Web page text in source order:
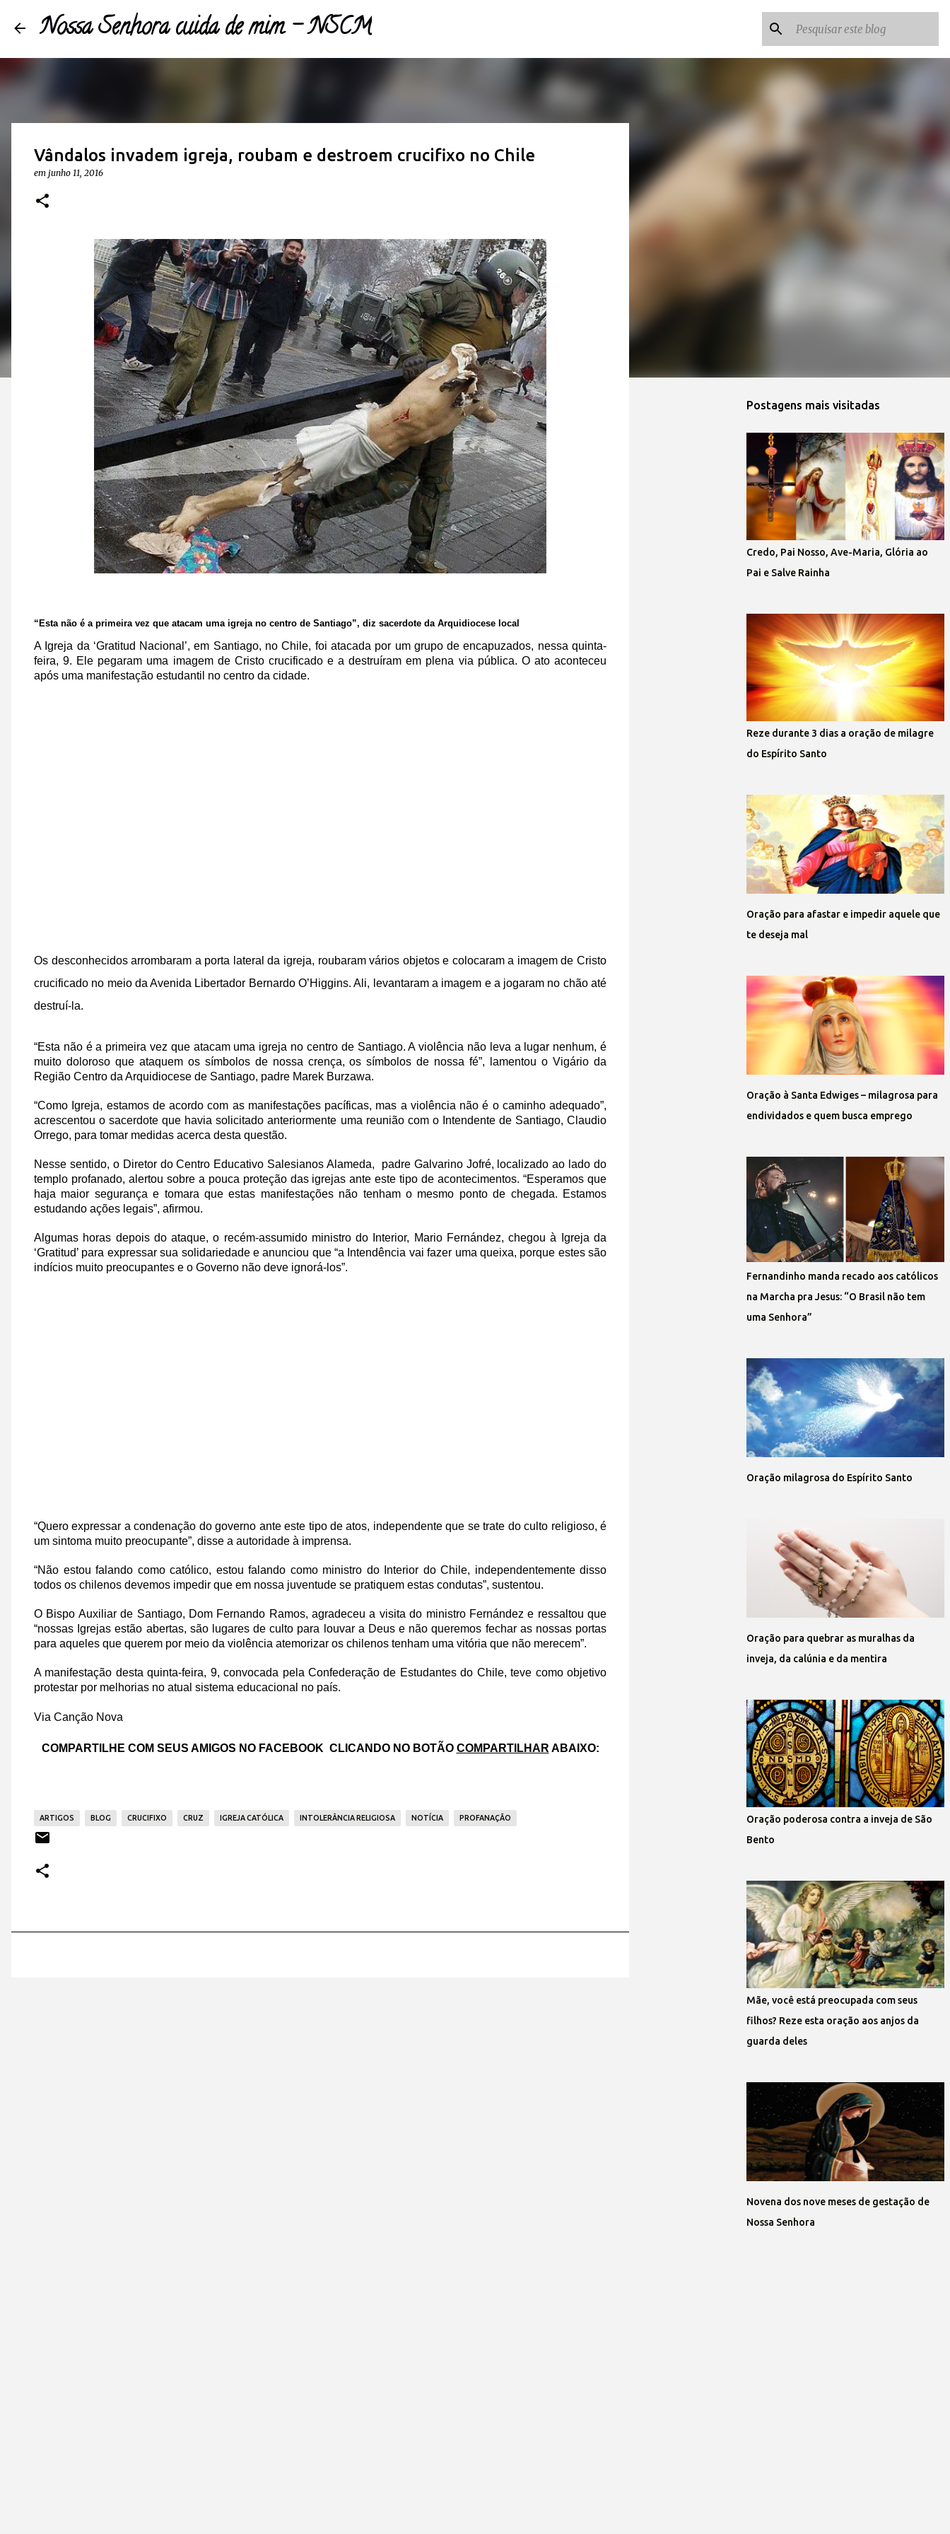
Nossa Senhora cuida de mim - NSCM
Vândalos invadem igreja, roubam e destroem crucifixo no Chile
em junho 11, 2016
“Esta não é a primeira vez que atacam uma igreja no centro de Santiago”, diz sacerdote da Arquidiocese local
A Igreja da ‘Gratitud Nacional’, em Santiago, no Chile, foi atacada por um grupo de encapuzados, nessa quinta-
feira, 9. Ele pegaram uma imagem de Cristo crucificado e a destruíram em plena via pública. O ato aconteceu
após uma manifestação estudantil no centro da cidade.
Os desconhecidos arrombaram a porta lateral da igreja, roubaram vários objetos e colocaram a imagem de Cristo
crucificado no meio da Avenida Libertador Bernardo O’Higgins. Ali, levantaram a imagem e a jogaram no chão até
destruí-la.
“Esta não é a primeira vez que atacam uma igreja no centro de Santiago. A violência não leva a lugar nenhum, é
muito doloroso que ataquem os símbolos de nossa crença, os símbolos de nossa fé”, lamentou o Vigário da
Região Centro da Arquidiocese de Santiago, padre Marek Burzawa.
“Como Igreja, estamos de acordo com as manifestações pacíficas, mas a violência não é o caminho adequado”,
acrescentou o sacerdote que havia solicitado anteriormente uma reunião com o Intendente de Santiago, Claudio
Orrego, para tomar medidas acerca desta questão.
Nesse sentido, o Diretor do Centro Educativo Salesianos Alameda, padre Galvarino Jofré, localizado ao lado do
templo profanado, alertou sobre a pouca proteção das igrejas ante este tipo de acontecimentos. “Esperamos que
haja maior segurança e tomara que estas manifestações não tenham o mesmo ponto de chegada. Estamos
estudando ações legais”, afirmou.
Algumas horas depois do ataque, o recém-assumido ministro do Interior, Mario Fernández, chegou à Igreja da
‘Gratitud’ para expressar sua solidariedade e anunciou que “a Intendência vai fazer uma queixa, porque estes são
indícios muito preocupantes e o Governo não deve ignorá-los”.
“Quero expressar a condenação do governo ante este tipo de atos, independente que se trate do culto religioso, é
um sintoma muito preocupante”, disse a autoridade à imprensa.
“Não estou falando como católico, estou falando como ministro do Interior do Chile, independentemente disso
todos os chilenos devemos impedir que em nossa juventude se pratiquem estas condutas”, sustentou.
O Bispo Auxiliar de Santiago, Dom Fernando Ramos, agradeceu a visita do ministro Fernández e ressaltou que
“nossas Igrejas estão abertas, são lugares de culto para louvar a Deus e não queremos fechar as nossas portas
para aqueles que querem por meio da violência atemorizar os chilenos tenham uma vitória que não merecem”.
A manifestação desta quinta-feira, 9, convocada pela Confederação de Estudantes do Chile, teve como objetivo
protestar por melhorias no atual sistema educacional no país.
Via Canção Nova
COMPARTILHE COM SEUS AMIGOS NO FACEBOOK CLICANDO NO BOTÃO COMPARTILHAR ABAIXO:
ARTIGOS BLOG CRUCIFIXO CRUZ IGREJA CATÓLICA INTOLERÂNCIA RELIGIOSA NOTÍCIA PROFANAÇÃO
Postagens mais visitadas
Credo, Pai Nosso, Ave-Maria, Glória ao
Pai e Salve Rainha
Reze durante 3 dias a oração de milagre
do Espírito Santo
Oração para afastar e impedir aquele que
te deseja mal
Oração à Santa Edwiges – milagrosa para
endividados e quem busca emprego
Fernandinho manda recado aos católicos
na Marcha pra Jesus: “O Brasil não tem
uma Senhora”
Oração milagrosa do Espírito Santo
Oração para quebrar as muralhas da
inveja, da calúnia e da mentira
Oração poderosa contra a inveja de São
Bento
Mãe, você está preocupada com seus
filhos? Reze esta oração aos anjos da
guarda deles
Novena dos nove meses de gestação de
Nossa Senhora